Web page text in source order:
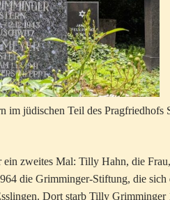
im jüdischen Teil des
zweites Mal: Tilly Hahn, die
die Grimminger-Stiftung, die
Dort starb Tilly Grimminger